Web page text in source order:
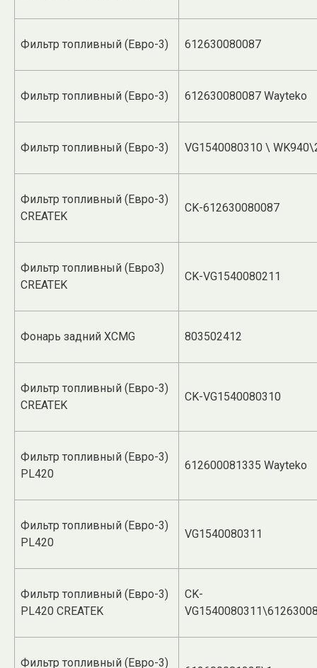
Фильтр топливный (Евро-3) 612630080087
Фильтр топливный (Евро-3) 612630080087 Wayteko
Фильтр топливный (Евро-3) VG1540080310 \
Фильтр топливный (Евро-3)
CREATEK
CK-612630080087
Фильтр топливный (Евро3)
CREATEK
CK-VG1540080211
Фонарь задний XCMG 803502412
Фильтр топливный (Евро-3)
CREATEK
CK-VG1540080310
Фильтр топливный (Евро-3)
PL420
612600081335 Wayteko
Фильтр топливный (Евро-3)
PL420
VG1540080311
Фильтр топливный (Евро-3)
PL420 CREATEK
CK-
Фильтр топливный (Евро-3)